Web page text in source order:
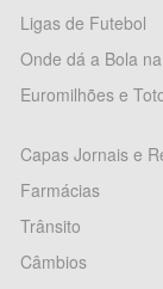
Ligas de Futebol
Onde dá a Bola
Euromilhões e
Capas Jornais e
Farmácias
Trânsito
Câmbios